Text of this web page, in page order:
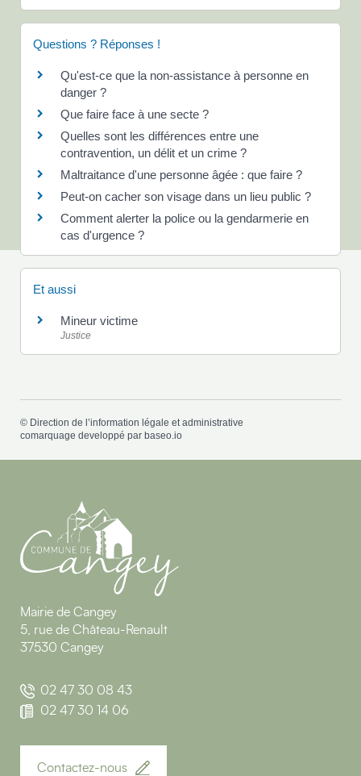
Questions ? Réponses !
Qu'est-ce que la non-assistance à personne en
danger ?
Que faire face à une secte ?
Quelles sont les différences entre une
contravention, un délit et un crime ?
Maltraitance d'une personne âgée : que faire ?
Peut-on cacher son visage dans un lieu public ?
Comment alerter la police ou la gendarmerie en
cas d'urgence ?
Et aussi
Mineur victime
Justice
© Direction de l’information légale et administrative
comarquage developpé par baseo.io
Mairie de Cangey
5, rue de Château-Renault
37530 Cangey
02 47 30 08 43
02 47 30 14 06
Contactez-nous